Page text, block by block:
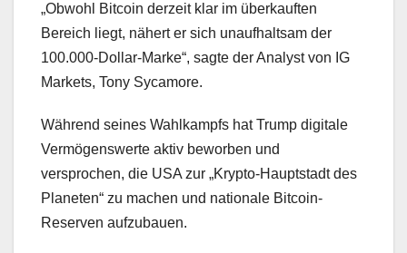
„Obwohl Bitcoin derzeit klar im überkauften
Bereich liegt, nähert er sich unaufhaltsam der
100.000-Dollar-Marke“, sagte der Analyst von IG
Markets, Tony Sycamore.
Während seines Wahlkampfs hat Trump digitale
Vermögenswerte aktiv beworben und
versprochen, die USA zur „Krypto-Hauptstadt des
Planeten“ zu machen und nationale Bitcoin-
Reserven aufzubauen.